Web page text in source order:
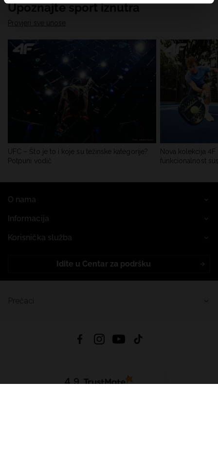
Upoznajte sport iznutra
Provjeri sve unose
UFC – Što je to i koje su težinske kategorije?
Potpuni vodič
Nova kolekcija
funkcionalnost
O nama
Informacija
Korisnička služba
Idite u Centar za podršku
4.9